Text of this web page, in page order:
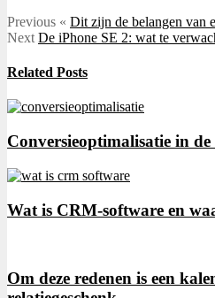
Previous « Dit zijn de belangen van
Next De iPhone SE 2: wat te
Related Posts
Conversieoptimalisatie in
Wat is CRM-software en
Om deze redenen is een